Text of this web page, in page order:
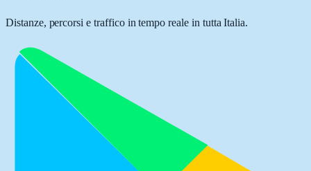
Distanze, percorsi e traffico in tempo reale in tutta Italia.